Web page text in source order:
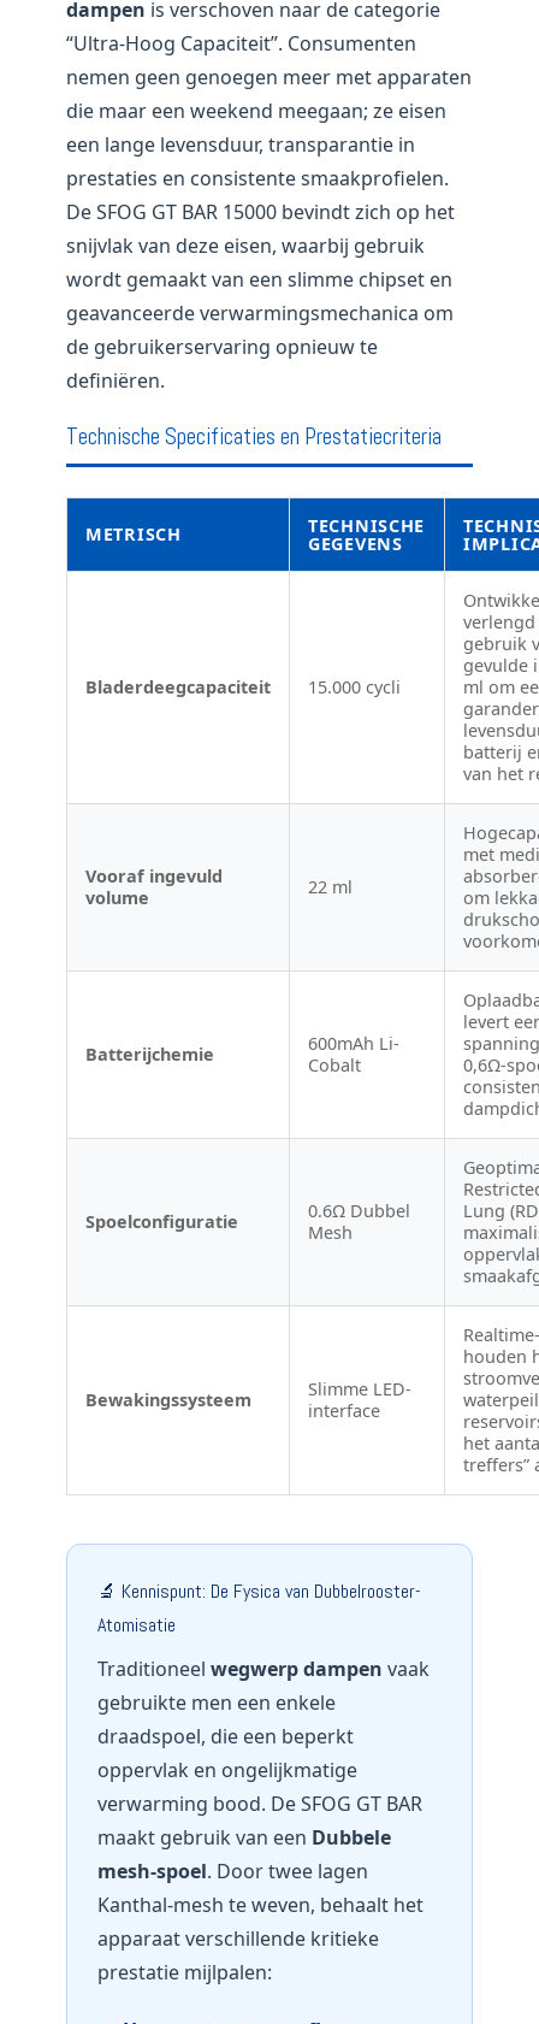
dampen is verschoven naar de categorie
“Ultra-Hoog Capaciteit”. Consumenten
nemen geen genoegen meer met apparaten
die maar een weekend meegaan; ze eisen
een lange levensduur, transparantie in
prestaties en consistente smaakprofielen.
De SFOG GT BAR 15000 bevindt zich op het
snijvlak van deze eisen, waarbij gebruik
wordt gemaakt van een slimme chipset en
geavanceerde verwarmingsmechanica om
de gebruikerservaring opnieuw te
definiëren.
Technische Specificaties en Prestatiecriteria
METRISCH TECHNISCHE
GEGEVENS
Bladerdeegcapaciteit 15.000 cycli
gebruik
gevulde
ml om
batterij
van het
Vooraf ingevuld
volume
22 ml
met
om
Batterijchemie
600mAh Li-
Cobalt
levert
0,6Ω-
Spoelconfiguratie
0.6Ω Dubbel
Mesh
Lung
Bewakingssysteem
Slimme LED-
interface
houden
het
treffers”
🔬 Kennispunt: De Fysica van Dubbelrooster-
Atomisatie
Traditioneel wegwerp dampen vaak
gebruikte men een enkele
draadspoel, die een beperkt
oppervlak en ongelijkmatige
verwarming bood. De SFOG GT BAR
maakt gebruik van een Dubbele
mesh-spoel. Door twee lagen
Kanthal-mesh te weven, behaalt het
apparaat verschillende kritieke
prestatie mijlpalen: